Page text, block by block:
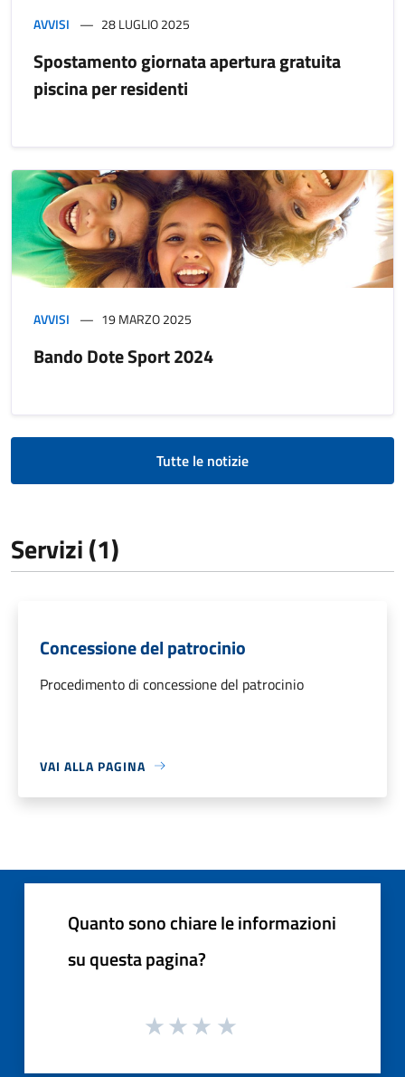
AVVISI 28 LUGLIO 2025
Spostamento giornata apertura gratuita
piscina per residenti
AVVISI 19 MARZO 2025
Bando Dote Sport 2024
Tutte le notizie
Servizi (1)
Concessione del patrocinio
Procedimento di concessione del patrocinio
VAI ALLA PAGINA
Quanto sono chiare le informazioni
su questa pagina?